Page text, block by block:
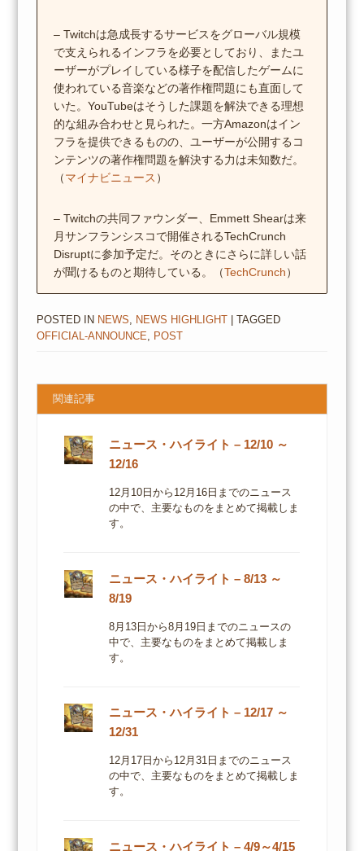
– Twitchは急成長するサービスをグローバル規模
で支えられるインフラを必要としており、またユ
ーザーがプレイしている様子を配信したゲームに
使われている音楽などの著作権問題にも直面して
いた。YouTubeはそうした課題を解決できる理想
的な組み合わせと見られた。一方Amazonはイン
フラを提供できるものの、ユーザーが公開するコ
ンテンツの著作権問題を解決する力は未知数だ。
（マイナビニュース ）
– Twitchの共同ファウンダー、Emmett Shearは来
月サンフランシスコで開催されるTechCrunch
Disruptに参加予定だ。そのときにさらに詳しい話
が聞けるものと期待している。（TechCrunch）
POSTED IN NEWS, NEWS HIGHLIGHT
| TAGGED
OFFICIAL-ANNOUNCE, POST
関連記事
ニュース・ハイライト – 12/10 ～
12/16
12月10日から12月16日までのニュース
の中で、主要なものをまとめて掲載しま
す。
ニュース・ハイライト – 8/13 ～
8/19
8月13日から8月19日までのニュースの
中で、主要なものをまとめて掲載しま
す。
ニュース・ハイライト – 12/17 ～
12/31
12月17日から12月31日までのニュース
の中で、主要なものをまとめて掲載しま
す。
ニュース・ハイライト – 4/9～4/15